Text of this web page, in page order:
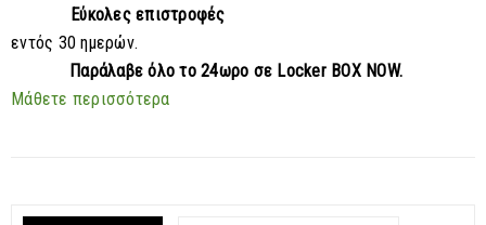
Εύκολες επιστροφές
εντός 30 ημερών.
Παράλαβε όλο το 24ωρο σε Locker BOX NOW.
Μάθετε περισσότερα